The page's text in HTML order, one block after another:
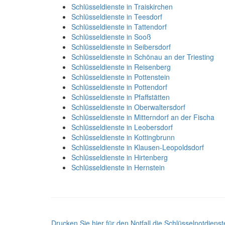
Schlüsseldienste in Traiskirchen
Schlüsseldienste in Teesdorf
Schlüsseldienste in Tattendorf
Schlüsseldienste in Sooß
Schlüsseldienste in Seibersdorf
Schlüsseldienste in Schönau an der Triesting
Schlüsseldienste in Reisenberg
Schlüsseldienste in Pottenstein
Schlüsseldienste in Pottendorf
Schlüsseldienste in Pfaffstätten
Schlüsseldienste in Oberwaltersdorf
Schlüsseldienste in Mitterndorf an der Fischa
Schlüsseldienste in Leobersdorf
Schlüsseldienste in Kottingbrunn
Schlüsseldienste in Klausen-Leopoldsdorf
Schlüsseldienste in Hirtenberg
Schlüsseldienste in Hernstein
Drucken Sie hier für den Notfall die